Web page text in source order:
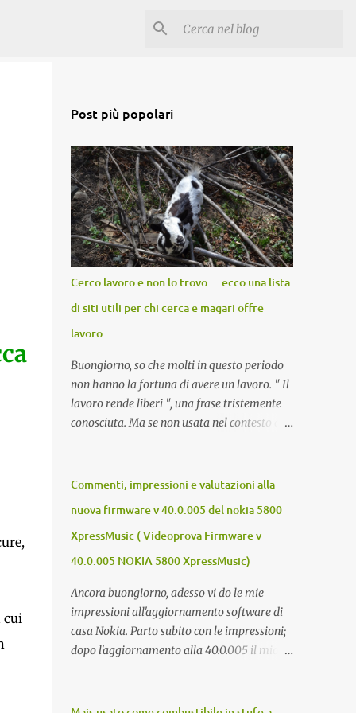
cui
Post più popolari
Cerco lavoro e non lo trovo ... ecco una lista
di siti utili per chi cerca e magari offre
lavoro
Buongiorno, so che molti in questo periodo
non hanno la fortuna di avere un lavoro. " Il
lavoro rende liberi ", una frase tristemente
conosciuta. Ma se non usata nel contesto di
ricchezza propria, e la ricchezza propria
l'autonomia (patrimoniale e morale) è il
seme della libertà. Mi auguro dunque questo
elenco possa essere d'aiuto. Buona fortuna a
Trovit Monster Lavoro.org Cerco-
Lavoro.info Jobcrawler CercoLavoro.com
Motore Lavoro Subito.it (Sezione OFFERTE
DI LAVORO) Info Jobs
Commenti, impressioni e valutazioni alla
nuova firmware v 40.0.005 del nokia 5800
XpressMusic ( Videoprova Firmware v
40.0.005 NOKIA 5800 XpressMusic)
Ancora buongiorno, adesso vi do le mie
impressioni all'aggiornamento software di
casa Nokia. Parto subito con le impressioni;
dopo l'aggiornamento alla 40.0.005 il mio
reattivo. Quando lo giri digitando un sms